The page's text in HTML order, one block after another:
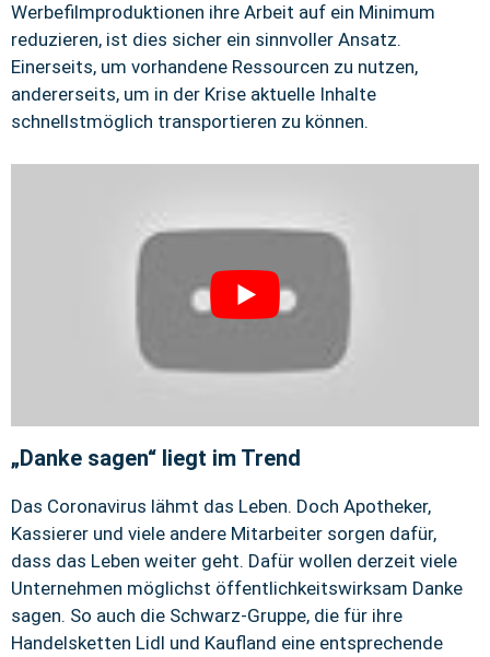
Werbefilmproduktionen ihre Arbeit auf ein Minimum
reduzieren, ist dies sicher ein sinnvoller Ansatz.
Einerseits, um vorhandene Ressourcen zu nutzen,
andererseits, um in der Krise aktuelle Inhalte
schnellstmöglich transportieren zu können.
„Danke sagen“ liegt im Trend
Das Coronavirus lähmt das Leben. Doch Apotheker,
Kassierer und viele andere Mitarbeiter sorgen dafür,
dass das Leben weiter geht. Dafür wollen derzeit viele
Unternehmen möglichst öffentlichkeitswirksam Danke
sagen. So auch die Schwarz-Gruppe, die für ihre
Handelsketten Lidl und Kaufland eine entsprechende